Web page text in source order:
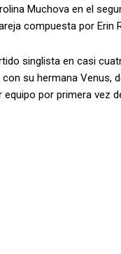
Muchova en el
compuesta por Erin
singlista en casi
su hermana
por primera vez